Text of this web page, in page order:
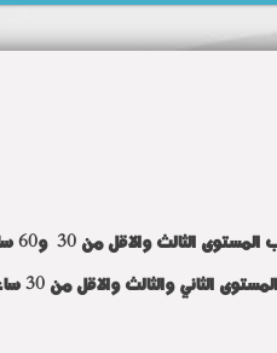
والاقل من 30 و60 ساعة وفي حدود 18 ساعة
والثالث والاقل من 30 ساعه وفي حدود 18